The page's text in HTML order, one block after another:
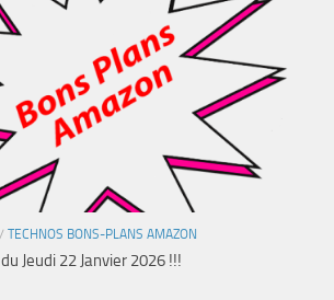
/ TECHNOS BONS-PLANS AMAZON
Jeudi 22 Janvier 2026 !!!